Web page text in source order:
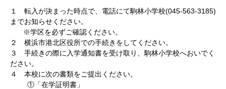
１ 転入が決まった時点で、電話にて駒林小学校(045-563-3185)
までお知らせください。
※学区を必ずご確認ください。
２ 横浜市港北区役所での手続きをしてください。
３ 手続きの際に入学通知書を受け取り、駒林小学校へおいでく
ださい。
４ 本校に次の書類をご提出ください。
①「在学証明書」